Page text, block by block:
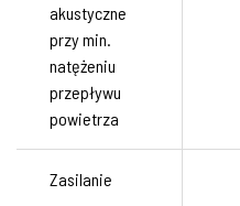
akustyczne
przy min.
natężeniu
przepływu
powietrza
Zasilanie